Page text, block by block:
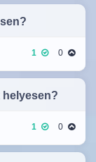
1 0
1 0